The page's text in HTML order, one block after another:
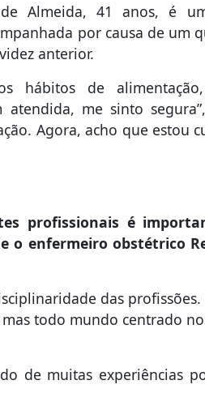
Almeida, 41 anos, é
por causa de um
anterior.
hábitos de
me sinto
Agora, acho que estou
profissionais é
o enfermeiro obstétrico
das profissões.
todo mundo centrado
de muitas experiências